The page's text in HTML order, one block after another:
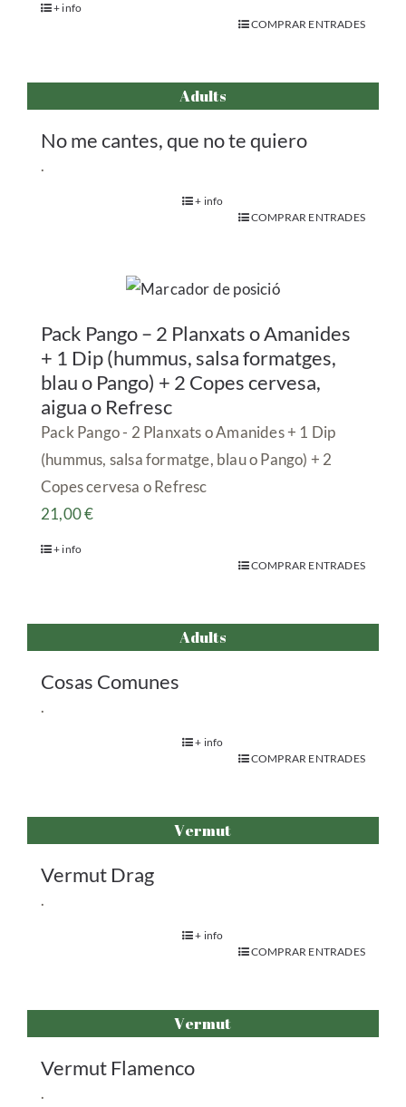
+ info
COMPRAR ENTRADES
Adults
No me cantes, que no te quiero
.
+ info
COMPRAR ENTRADES
Pack Pango – 2 Planxats o Amanides
+ 1 Dip (hummus, salsa formatges,
blau o Pango) + 2 Copes cervesa,
aigua o Refresc
Pack Pango - 2 Planxats o Amanides + 1 Dip
(hummus, salsa formatge, blau o Pango) + 2
Copes cervesa o Refresc
21,00€
+ info
COMPRAR ENTRADES
Adults
Cosas Comunes
.
+ info
COMPRAR ENTRADES
Vermut
Vermut Drag
.
+ info
COMPRAR ENTRADES
Vermut
Vermut Flamenco
.